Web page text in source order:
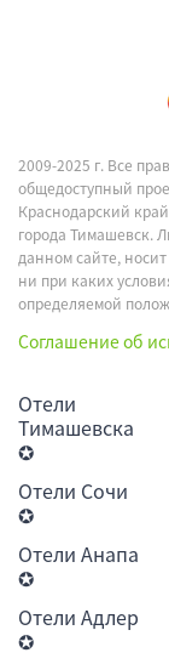
2009-2025 г. Все
общедоступный
Краснодарский
города Тимашевск.
данном сайте,
ни при каких
определяемой
Соглашение об
Отели
Тимашевска
✪
Отели Сочи
✪
Отели Анапа
✪
Отели Адлер
✪